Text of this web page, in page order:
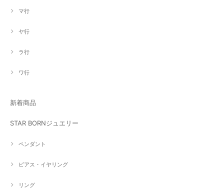
マ行
ヤ行
ラ行
ワ行
新着商品
STAR BORNジュエリー
ペンダント
ピアス・イヤリング
リング